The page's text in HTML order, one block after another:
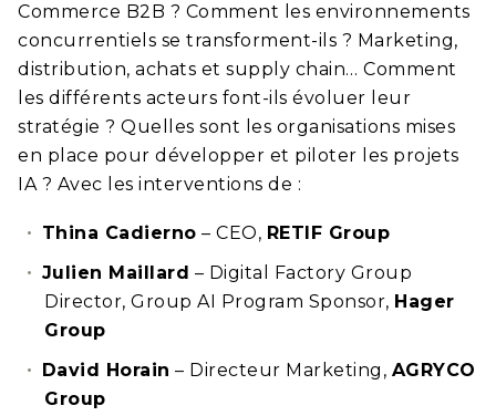
Commerce B2B ? Comment les environnements
concurrentiels se transforment-ils ? Marketing,
distribution, achats et supply chain… Comment
les différents acteurs font-ils évoluer leur
stratégie ? Quelles sont les organisations mises
en place pour développer et piloter les projets
IA ? Avec les interventions de :
Thina Cadierno – CEO, RETIF Group
Julien Maillard – Digital Factory Group
Director, Group AI Program Sponsor, Hager
Group
David Horain – Directeur Marketing, AGRYCO
Group